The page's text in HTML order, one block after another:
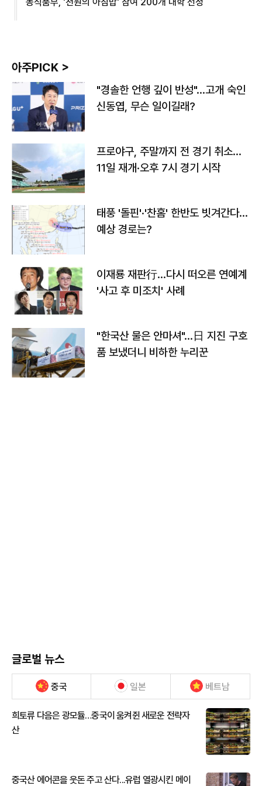
아주PICK >
"경솔한 언행 깊이 반성"…고개 숙인
신동엽, 무슨 일이길래?
프로야구, 주말까지 전 경기 취소…
11일 재개·오후 7시 경기 시작
태풍 '돌핀'·'찬홈' 한반도 빗겨간다…
예상 경로는?
이재룡 재판行…다시 떠오른 연예계
'사고 후 미조치' 사례
"한국산 물은 안마셔"…日 지진 구호
품 보냈더니 비하한 누리꾼
글로벌 뉴스
중국 일본 베트남
희토류 다음은 광모듈…중국이 움켜쥔 새로운 전략자
산
중국산 에어콘을 웃돈 주고 산다...유럽 열광시킨 메이